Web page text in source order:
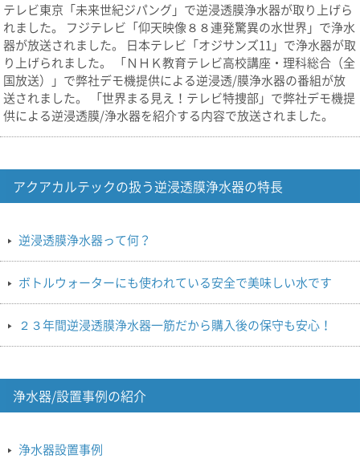
テレビ東京「未来世紀ジパング」で逆浸透膜浄水器が取り上げら
れました。 フジテレビ「仰天映像８８連発驚異の水世界」で浄水
器が放送されました。 日本テレビ「オジサンズ11」で浄水器が取
り上げられました。 「ＮＨＫ教育テレビ高校講座・理科総合（全
国放送）」で弊社デモ機提供による逆浸透/膜浄水器の番組が放
送されました。 「世界まる見え！テレビ特捜部」で弊社デモ機提
供による逆浸透膜/浄水器を紹介する内容で放送されました。
アクアカルテックの扱う逆浸透膜浄水器の特長
逆浸透膜浄水器って何？
ボトルウォーターにも使われている安全で美味しい水です
２３年間逆浸透膜浄水器一筋だから購入後の保守も安心！
浄水器/設置事例の紹介
浄水器設置事例